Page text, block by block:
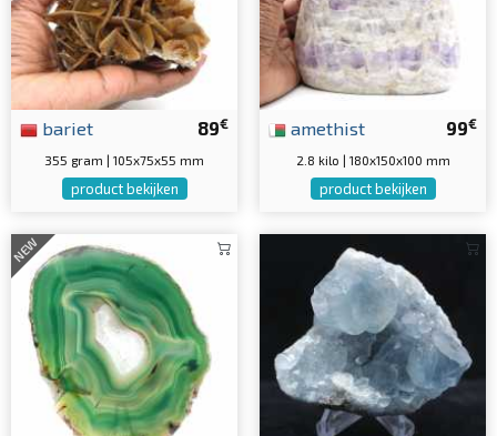
89€
bariet
355 gram | 105x75x55 mm
product bekijken
99€
amethist
2.8 kilo | 180x150x100 mm
product bekijken
NEW